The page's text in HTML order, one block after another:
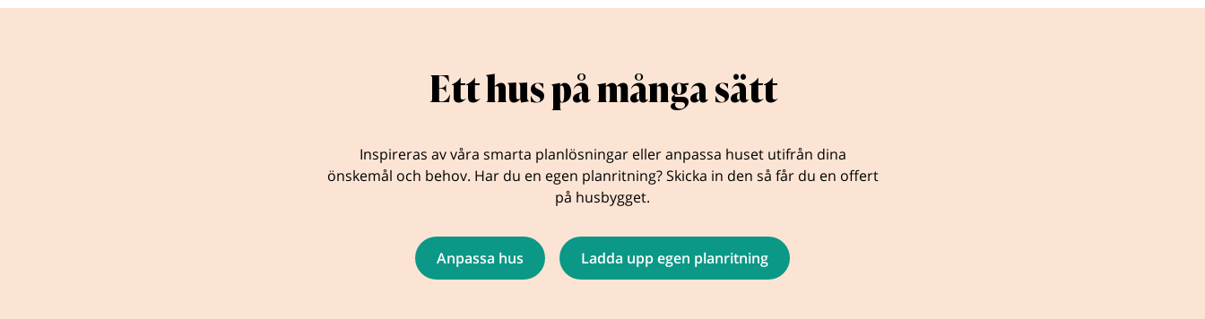
Ett hus på många sätt
Inspireras av våra smarta planlösningar eller anpassa huset utifrån dina
önskemål och behov. Har du en egen planritning? Skicka in den så får du en offert
på husbygget.
Anpassa hus Ladda upp egen planritning